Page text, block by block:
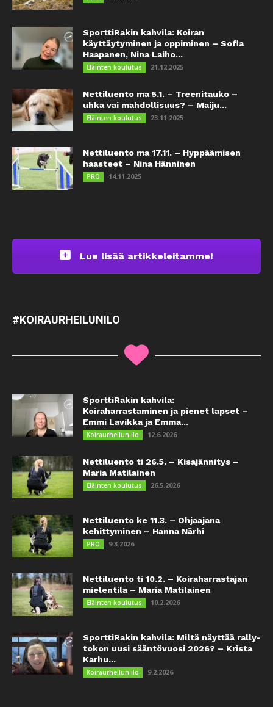
SporttiRakin kahvila: Koiran
käyttäytyminen ja oppiminen – Sofia
Haapanen, Nina Laiho...
Eläinten koulutus 21.12.2025
Nettiluento ma 5.1. – Treenitauko –
uhka vai mahdollisuus? – Maiju...
Eläinten koulutus 23.11.2025
Nettiluento ma 17.11. – Hyppäämisen
haasteet – Nina Hänninen
PRO 14.11.2025
Lue lisää artikkeleitamme!
#KOIRAURHEILUNILO
SporttiRakin kahvila:
Koiraharrastaminen ja pienet lapset –
Emmi Lavikka ja Emma...
Koiraurheilun ilo 12.6.2026
Nettiluento ti 26.5. – Kisajännitys –
Maria Matilainen
Eläinten koulutus 26.5.2026
Nettiluento ke 11.3. – Ohjaajana
kehittyminen – Hanna Närhi
PRO 9.3.2026
Nettiluento ti 10.2. – Koiraharrastajan
mielentila – Maria Matilainen
Eläinten koulutus 10.2.2026
SporttiRakin kahvila: Miltä näyttää rally-
tokon uusi sääntövuosi 2026? – Krista
Karhu...
Koiraurheilun ilo 9.2.2026